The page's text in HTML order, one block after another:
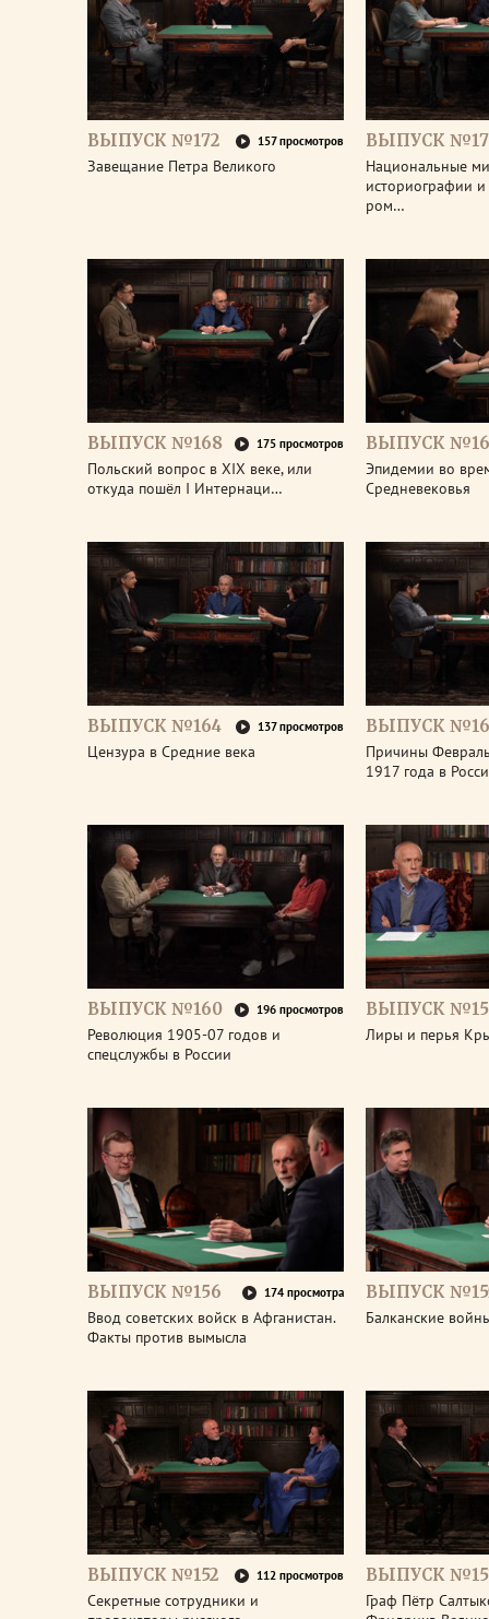
ВЫПУСК №172 157 просмотров
Завещание Петра Великого
ВЫПУСК
Национальные
историографии
ром…
ВЫПУСК №168 175 просмотров
Польский вопрос в XIX веке, или
откуда пошёл I Интернаци…
ВЫПУСК
Эпидемии во
Средневековья
ВЫПУСК №164 137 просмотров
Цензура в Средние века
ВЫПУСК
Причины
1917 года в
ВЫПУСК №160 196 просмотров
Революция 1905-07 годов и
спецслужбы в России
ВЫПУСК
Лиры и перья
ВЫПУСК №156 174 просмотра
Ввод советских войск в Афганистан.
Факты против вымысла
ВЫПУСК
Балканские
ВЫПУСК №152 112 просмотров
Секретные сотрудники и
ВЫПУСК
Граф Пётр